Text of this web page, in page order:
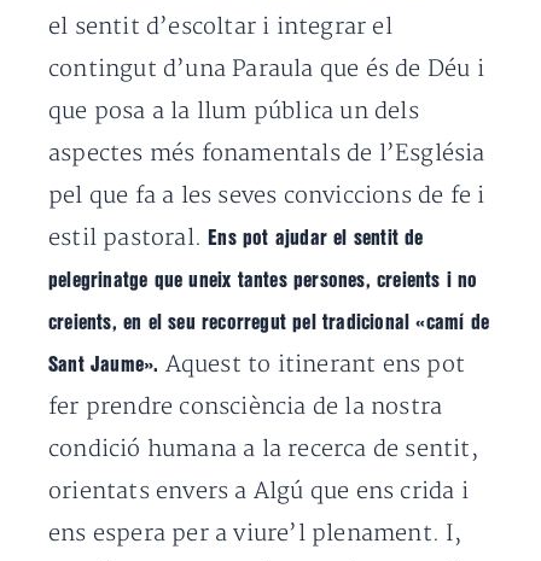
el sentit d’escoltar i integrar el
contingut d’una Paraula que és de Déu i
que posa a la llum pública un dels
aspectes més fonamentals de l’Església
pel que fa a les seves conviccions de fe i
estil pastoral.Ens pot ajudar el sentit de
pelegrinatge que uneix tantes persones, creients i no
creients, en el seu recorregut pel tradicional «camí de
Sant Jaume». Aquest to itinerant ens pot
fer prendre consciència de la nostra
condició humana a la recerca de sentit,
orientats envers a Algú que ens crida i
ens espera per a viure’l plenament. I,